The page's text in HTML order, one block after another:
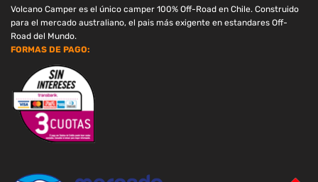
Volcano Camper es el único camper 100% Off-Road en Chile. Construido
para el mercado australiano, el pais más exigente en estandares Off-
Road del Mundo.
FORMAS DE PAGO: